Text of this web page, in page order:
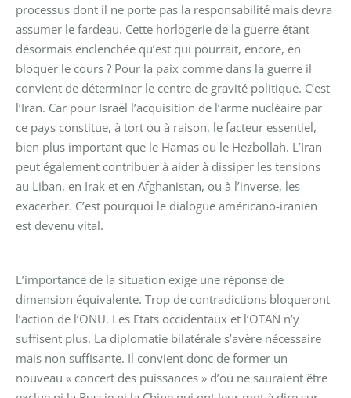
processus dont il ne porte pas la responsabilité mais devra
assumer le fardeau. Cette horlogerie de la guerre étant
désormais enclenchée qu’est qui pourrait, encore, en
bloquer le cours ? Pour la paix comme dans la guerre il
convient de déterminer le centre de gravité politique. C’est
l’Iran. Car pour Israël l’acquisition de l’arme nucléaire par
ce pays constitue, à tort ou à raison, le facteur essentiel,
bien plus important que le Hamas ou le Hezbollah. L’Iran
peut également contribuer à aider à dissiper les tensions
au Liban, en Irak et en Afghanistan, ou à l’inverse, les
exacerber. C’est pourquoi le dialogue américano-iranien
est devenu vital.
L’importance de la situation exige une réponse de
dimension équivalente. Trop de contradictions bloqueront
l’action de l’ONU. Les Etats occidentaux et l’OTAN n’y
suffisent plus. La diplomatie bilatérale s’avère nécessaire
mais non suffisante. Il convient donc de former un
nouveau « concert des puissances » d’où ne sauraient être